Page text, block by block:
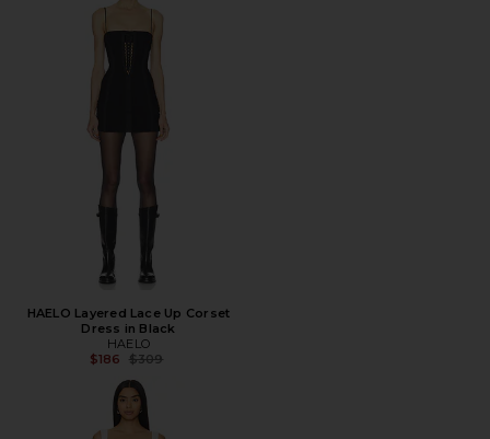
HAELO Layered Lace Up Corset
Dress in Black
HAELO
$186
Предыдущая цена:
$309